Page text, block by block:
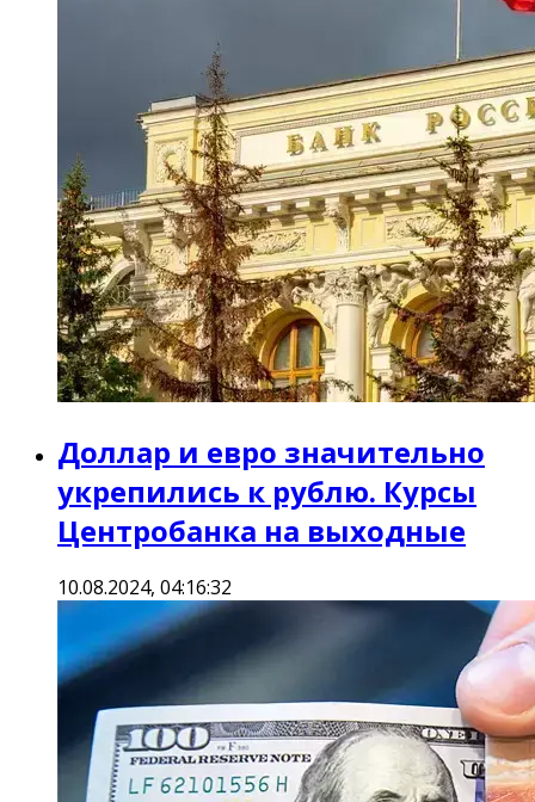
Доллар и евро значительно
укрепились к рублю. Курсы
Центробанка на выходные
10.08.2024, 04:16:32